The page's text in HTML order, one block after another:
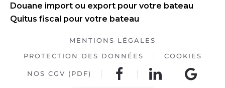
Douane import ou export pour votre bateau
Quitus fiscal pour votre bateau
MENTIONS LÉGALES
PROTECTION DES DONNÉES
COOKIES
NOS CGV (PDF)